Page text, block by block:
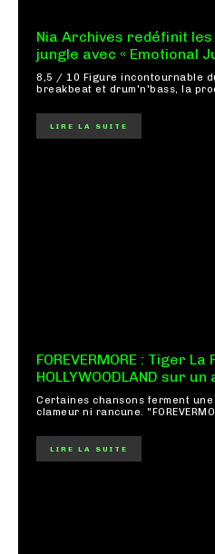
Nia Archives redéfinit
jungle avec « Emotional
8,5 / 10 Figure incontournable du renouveau de la scène
breakbeat et drum'n'bass, la
LIRE LA SUITE
FOREVERMORE : Tiger
HOLLYWOODLAND sur
Certaines chansons ferment
clameur ni rancune.
LIRE LA SUITE